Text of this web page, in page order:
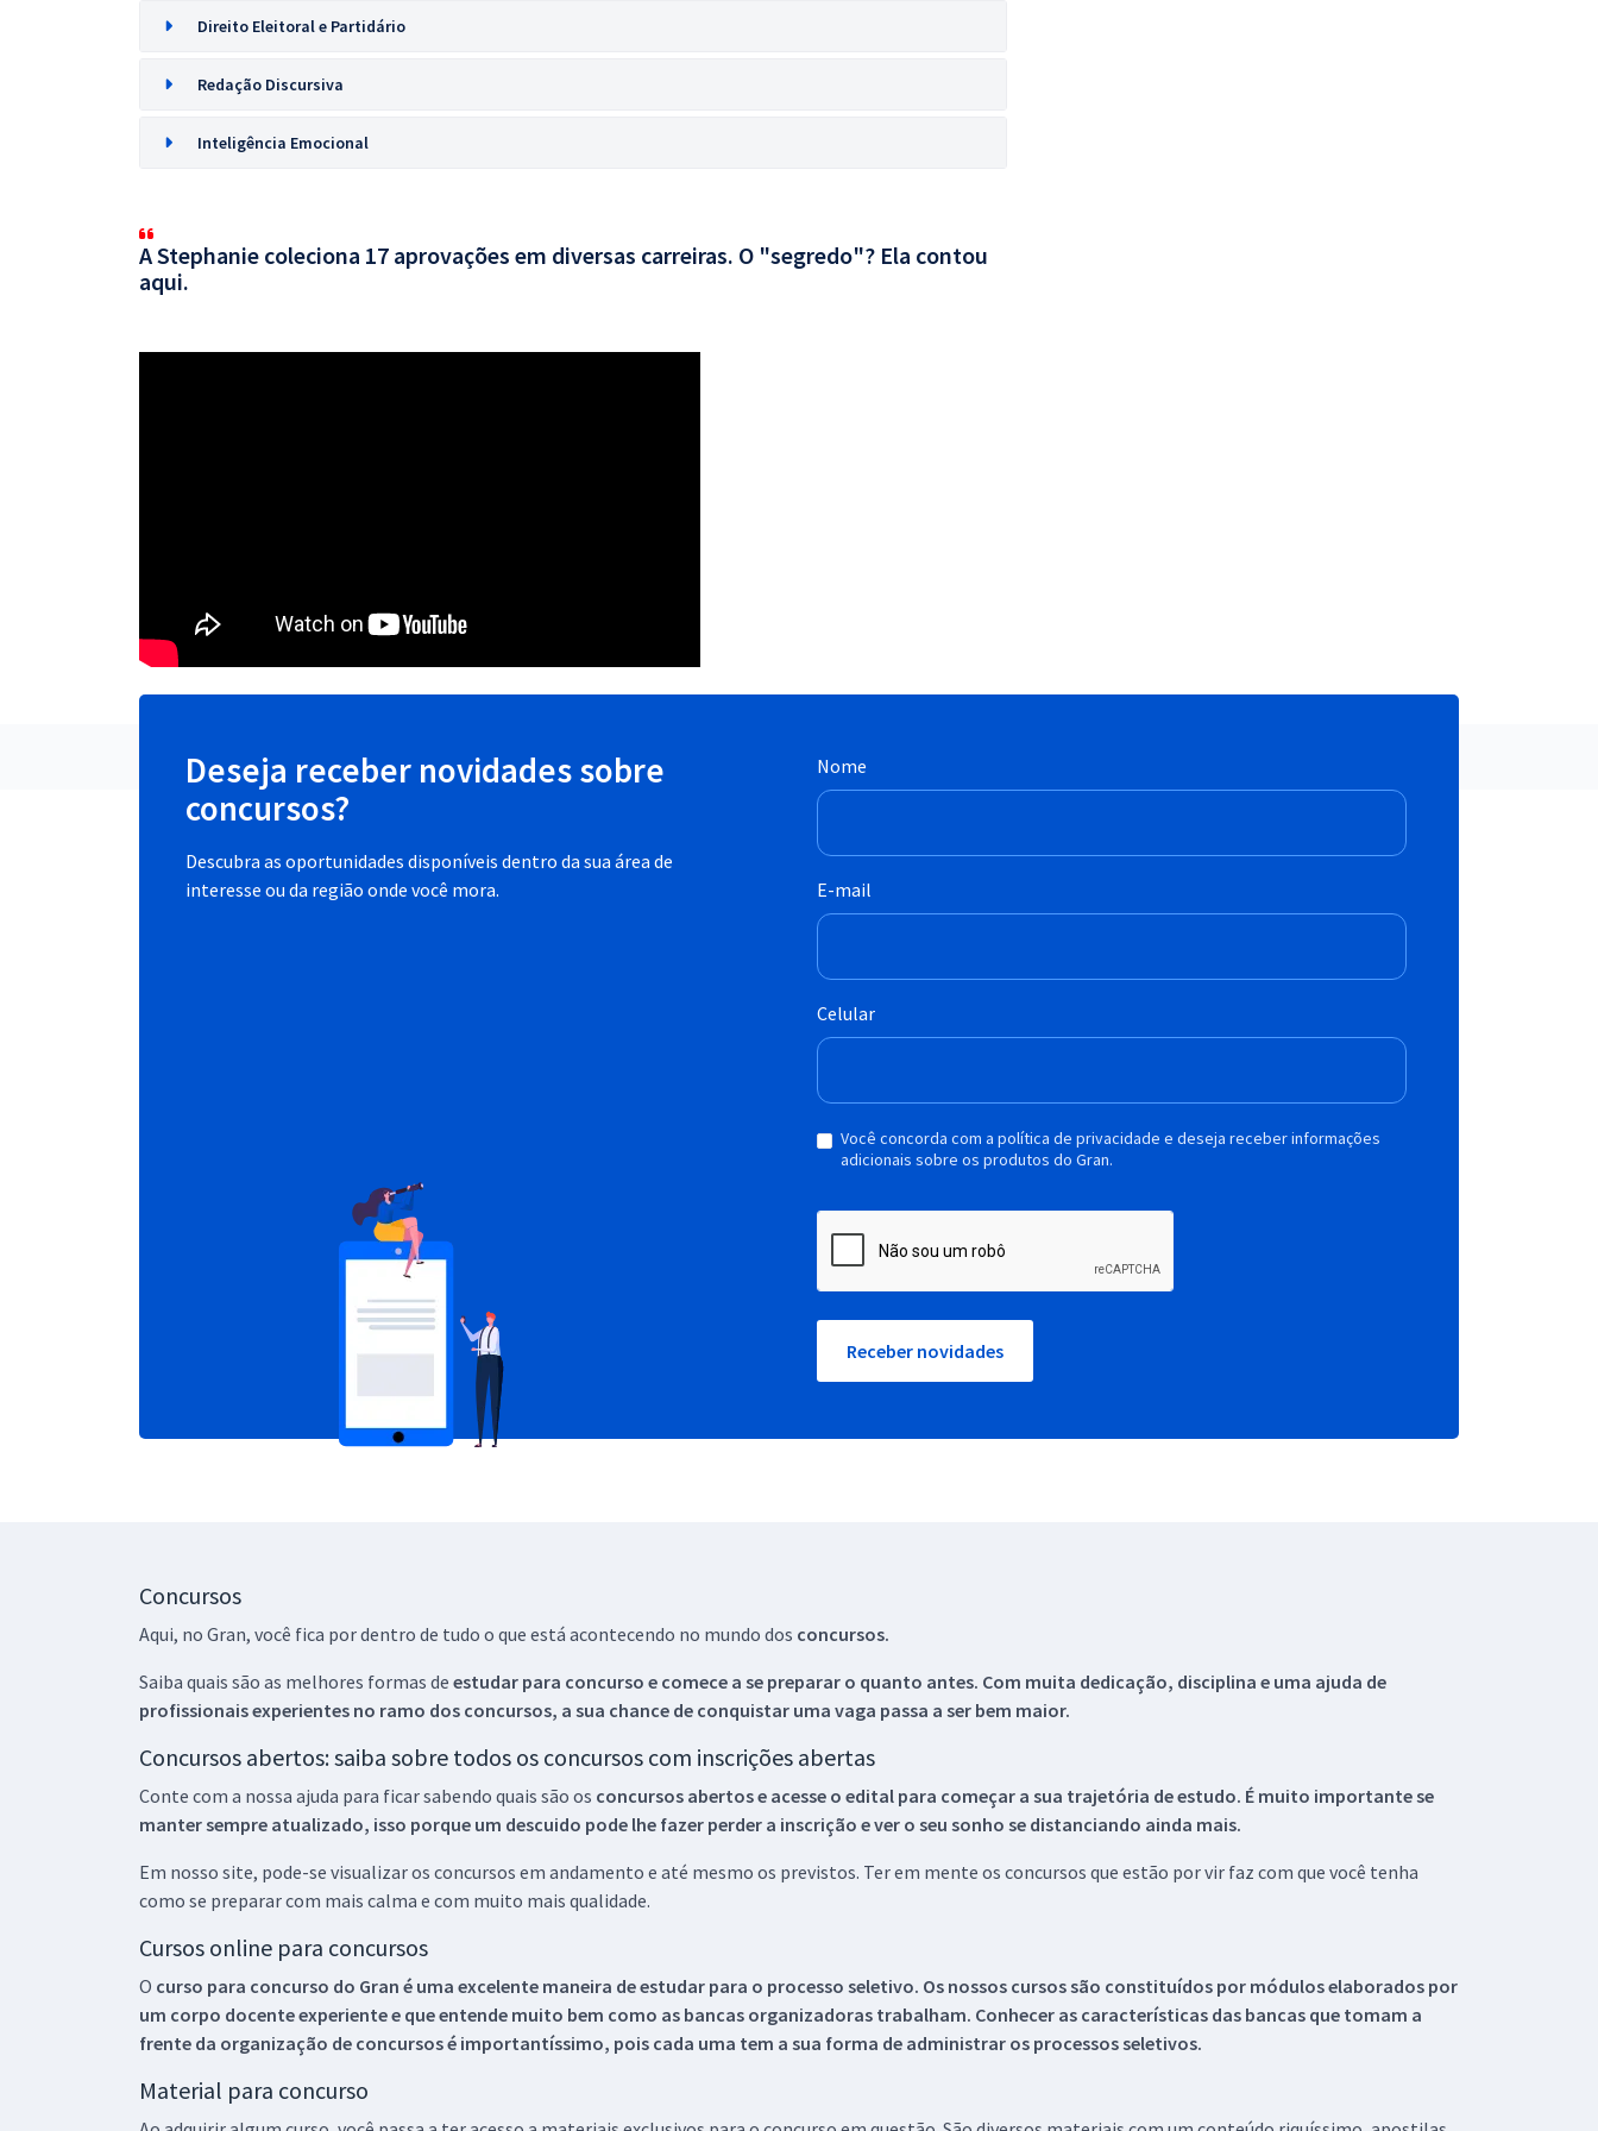
Direito Eleitoral e Partidário
Redação Discursiva
Inteligência Emocional
A Stephanie coleciona 17 aprovações em diversas carreiras. O "segredo"? Ela contou
aqui.
Deseja receber novidades sobre
concursos?
Descubra as oportunidades disponíveis dentro da sua área de
interesse ou da região onde você mora.
Nome
E-mail
Celular
Você concorda com a política de privacidade e deseja receber informações
adicionais sobre os produtos do Gran.
Receber novidades
Concursos
Aqui, no Gran, você fica por dentro de tudo o que está acontecendo no mundo dos concursos.
Saiba quais são as melhores formas de estudar para concurso e comece a se preparar o quanto antes. Com muita dedicação, disciplina e uma ajuda de
profissionais experientes no ramo dos concursos, a sua chance de conquistar uma vaga passa a ser bem maior.
Concursos abertos: saiba sobre todos os concursos com inscrições abertas
Conte com a nossa ajuda para ficar sabendo quais são os concursos abertos e acesse o edital para começar a sua trajetória de estudo. É muito importante se
manter sempre atualizado, isso porque um descuido pode lhe fazer perder a inscrição e ver o seu sonho se distanciando ainda mais.
Em nosso site, pode-se visualizar os concursos em andamento e até mesmo os previstos. Ter em mente os concursos que estão por vir faz com que você tenha
como se preparar com mais calma e com muito mais qualidade.
Cursos online para concursos
O curso para concurso do Gran é uma excelente maneira de estudar para o processo seletivo. Os nossos cursos são constituídos por módulos elaborados por
um corpo docente experiente e que entende muito bem como as bancas organizadoras trabalham. Conhecer as características das bancas que tomam a
frente da organização de concursos é importantíssimo, pois cada uma tem a sua forma de administrar os processos seletivos.
Material para concurso